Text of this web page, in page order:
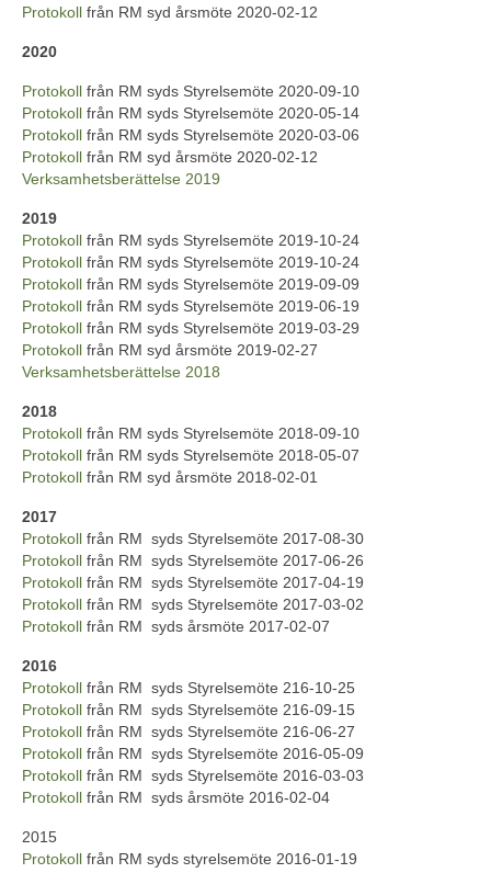
Protokoll från RM syd årsmöte 2020-02-12
2020
Protokoll från RM syds Styrelsemöte 2020-09-10
Protokoll från RM syds Styrelsemöte 2020-05-14
Protokoll från RM syds Styrelsemöte 2020-03-06
Protokoll från RM syd årsmöte 2020-02-12
Verksamhetsberättelse 2019
2019
Protokoll från RM syds Styrelsemöte 2019-10-24
Protokoll från RM syds Styrelsemöte 2019-10-24
Protokoll från RM syds Styrelsemöte 2019-09-09
Protokoll från RM syds Styrelsemöte 2019-06-19
Protokoll från RM syds Styrelsemöte 2019-03-29
Protokoll från RM syd årsmöte 2019-02-27
Verksamhetsberättelse 2018
2018
Protokoll från RM syds Styrelsemöte 2018-09-10
Protokoll från RM syds Styrelsemöte 2018-05-07
Protokoll från RM syd årsmöte 2018-02-01
2017
Protokoll från RM syds Styrelsemöte 2017-08-30
Protokoll från RM syds Styrelsemöte 2017-06-26
Protokoll från RM syds Styrelsemöte 2017-04-19
Protokoll från RM syds Styrelsemöte 2017-03-02
Protokoll från RM syds årsmöte 2017-02-07
2016
Protokoll från RM syds Styrelsemöte 216-10-25
Protokoll från RM syds Styrelsemöte 216-09-15
Protokoll från RM syds Styrelsemöte 216-06-27
Protokoll från RM syds Styrelsemöte 2016-05-09
Protokoll från RM syds Styrelsemöte 2016-03-03
Protokoll från RM syds årsmöte 2016-02-04
2015
Protokoll från RM syds styrelsemöte 2016-01-19